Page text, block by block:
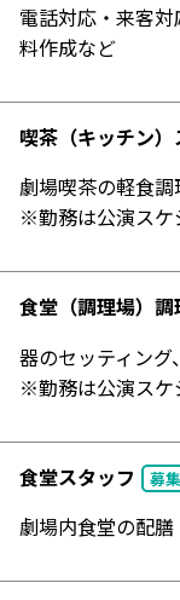
電話対応・来客
料作成など
喫茶（キッチン）
劇場喫茶の軽食調
※勤務は公演スケ
食堂（調理場）調
器のセッティン
※勤務は公演スケ
食堂スタッフ 募
劇場内食堂の配